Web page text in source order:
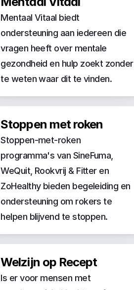
Mentaal Vitaal biedt
ondersteuning aan iedereen die
vragen heeft over mentale
gezondheid en hulp zoekt zonder
te weten waar dit te vinden.
Stoppen met roken
Stoppen-met-roken
programma's van SineFuma,
WeQuit, Rookvrij & Fitter en
ZoHealthy bieden begeleiding en
ondersteuning om rokers te
helpen blijvend te stoppen.
Welzijn op Recept
Is er voor mensen met